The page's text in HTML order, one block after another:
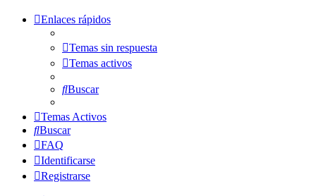
Enlaces rápidos
Temas sin respuesta
Temas activos
Buscar
Temas Activos
Buscar
FAQ
Identificarse
Registrarse